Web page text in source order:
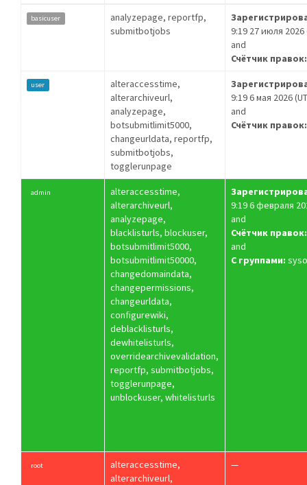
basicuser
analyzepage, reportfp,
submitbotjobs
9:19 27 июля 2026
and
Счётчик правок:
user
alteraccesstime,
alterarchiveurl,
analyzepage,
botsubmitlimit5000,
changeurldata, reportfp,
submitbotjobs,
togglerunpage
9:19 6 мая 2026
and
Счётчик правок:
admin
alteraccesstime,
alterarchiveurl,
analyzepage,
blacklisturls, blockuser,
botsubmitlimit5000,
botsubmitlimit50000,
changedomaindata,
changepermissions,
changeurldata,
configurewiki,
deblacklisturls,
dewhitelisturls,
overridearchivevalidation,
reportfp, submitbotjobs,
togglerunpage,
unblockuser, whitelisturls
9:19 6 февраля
and
Счётчик правок:
and
С группами:
root
alteraccesstime,
alterarchiveurl,
—